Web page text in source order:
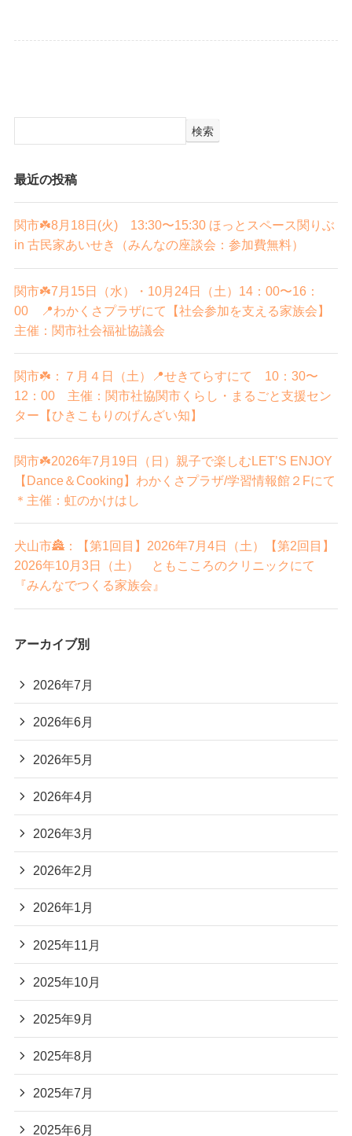
検索
最近の投稿
関市☘️8月18日(火) 13:30〜15:30 ほっとスペース関りぶ
in 古民家あいせき（みんなの座談会：参加費無料）
関市☘️7月15日（水）・10月24日（土）14：00〜16：
00 📍わかくさプラザにて【社会参加を支える家族会】
主催：関市社会福祉協議会
関市☘️：７月４日（土）📍せきてらすにて 10：30〜
12：00 主催：関市社協関市くらし・まるごと支援セン
ター【ひきこもりのげんざい知】
関市☘️2026年7月19日（日）親子で楽しむLET’S ENJOY
【Dance＆Cooking】わかくさプラザ/学習情報館２Fにて
＊主催：虹のかけはし
犬山市🏯：【第1回目】2026年7月4日（土）【第2回目】
2026年10月3日（土） ともこころのクリニックにて
『みんなでつくる家族会』
アーカイブ別
2026年7月
2026年6月
2026年5月
2026年4月
2026年3月
2026年2月
2026年1月
2025年11月
2025年10月
2025年9月
2025年8月
2025年7月
2025年6月